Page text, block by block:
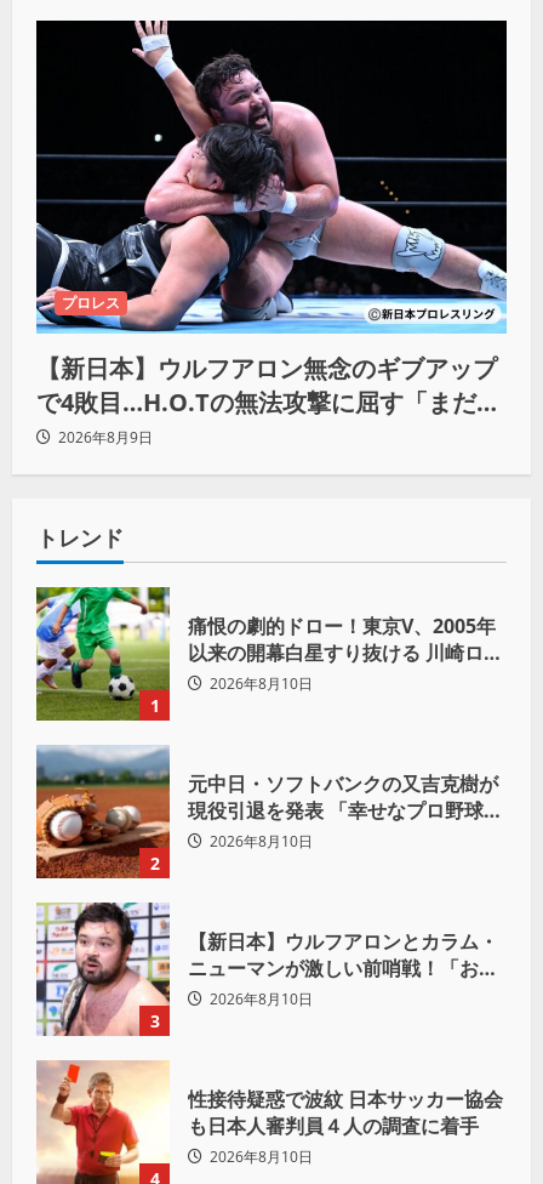
プロレス
【新日本】ウルフアロン無念のギブアップ
で4敗目…H.O.Tの無法攻撃に屈す「まだま
だ俺自身の力はこんなもんだなって」
2026年8月9日
トレンド
1
痛恨の劇的ドロー！東京V、2005年
以来の開幕白星すり抜ける 川崎ロマ
ニッチ同点弾
2026年8月10日
2
元中日・ソフトバンクの又吉克樹が
現役引退を発表 「幸せなプロ野球人
生でした」
2026年8月10日
3
【新日本】ウルフアロンとカラム・
ニューマンが激しい前哨戦！「お前
は俺の胸毛にカラム(絡む)小バエと
2026年8月10日
4
性接待疑惑で波紋 日本サッカー協会
も日本人審判員４人の調査に着手
2026年8月10日